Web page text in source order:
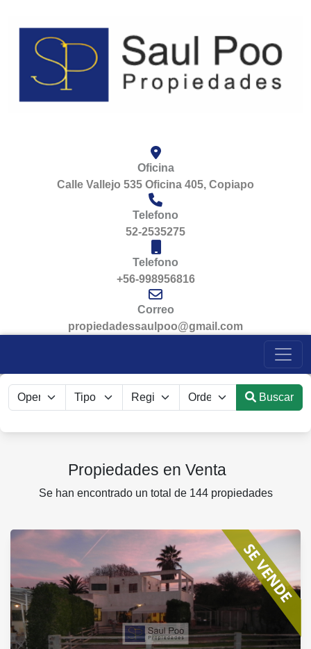
Oficina
Calle Vallejo 535 Oficina 405, Copiapo
Telefono
52-2535275
Telefono
+56-998956816
Correo
propiedadessaulpoo@gmail.com
Buscar
Propiedades en Venta
Se han encontrado un total de 144 propiedades